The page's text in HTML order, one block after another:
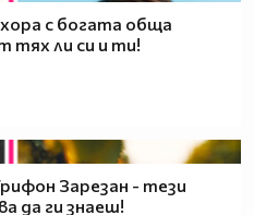
с богата обща
тях ли си и ти!
Зарезан - тези
да ги знаеш!